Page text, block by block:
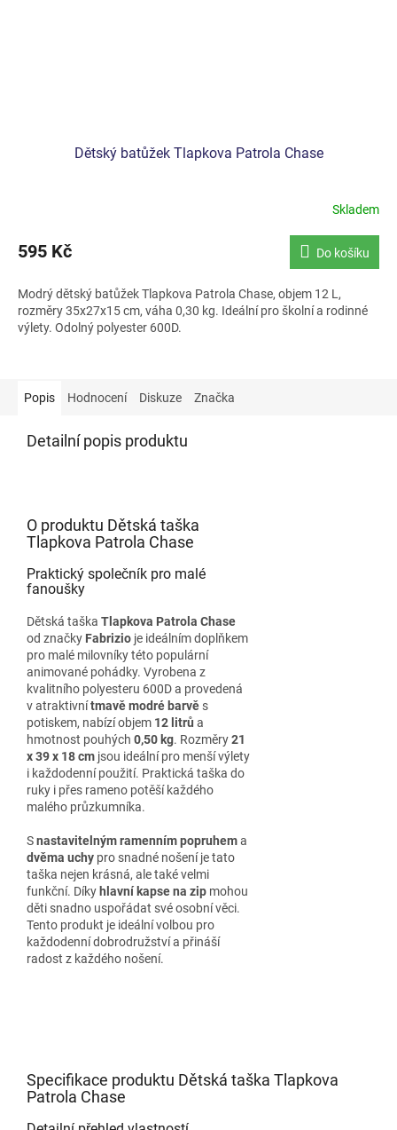
Dětský batůžek Tlapkova Patrola Chase
Skladem
595 Kč Do košíku
Modrý dětský batůžek Tlapkova Patrola Chase, objem 12 L,
rozměry 35x27x15 cm, váha 0,30 kg. Ideální pro školní a rodinné
výlety. Odolný polyester 600D.
Popis Hodnocení Diskuze Značka
Detailní popis produktu
O produktu Dětská taška
Tlapkova Patrola Chase
Praktický společník pro malé
fanoušky
Dětská taška Tlapkova Patrola Chase
od značky Fabrizio je ideálním doplňkem
pro malé milovníky této populární
animované pohádky. Vyrobena z
kvalitního polyesteru 600D a provedená
v atraktivnítmavě modré barvě s
potiskem, nabízí objem 12 litrů a
hmotnost pouhých 0,50 kg. Rozměry21
x 39 x 18 cm jsou ideální pro menší výlety
i každodenní použití. Praktická taška do
ruky i přes rameno potěší každého
malého průzkumníka.
Snastavitelným ramenním popruhema
dvěma uchy pro snadné nošení je tato
taška nejen krásná, ale také velmi
funkční. Díky hlavní kapse na zip mohou
děti snadno uspořádat své osobní věci.
Tento produkt je ideální volbou pro
každodenní dobrodružství a přináší
radost z každého nošení.
Specifikace produktu Dětská taška Tlapkova
Patrola Chase